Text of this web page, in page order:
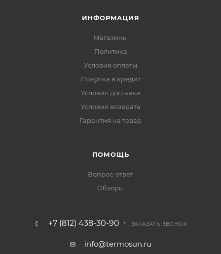
ИНФОРМАЦИЯ
Магазины
Политика
Условия оплаты
Покупка в кредит
Условия доставки
Условия возврата
Гарантия на товар
ПОМОЩЬ
Вопрос-ответ
Обзоры
+7 (812) 438-30-90 ЗАКАЗАТЬ ЗВОНОК
info@termosun.ru